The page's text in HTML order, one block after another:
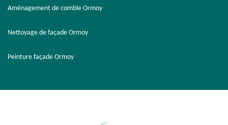
Aménagement de comble Ormoy
Nettoyage de façade Ormoy
Peinture façade Ormoy